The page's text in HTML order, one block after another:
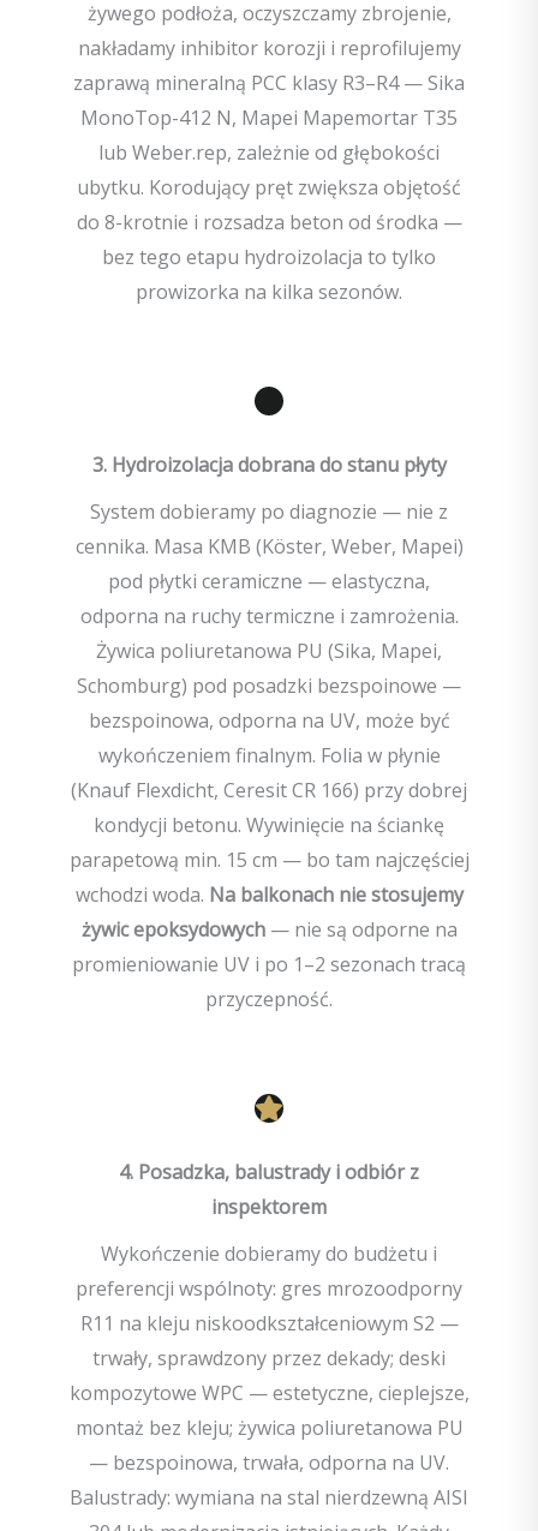
żywego podłoża, oczyszczamy zbrojenie,
nakładamy inhibitor korozji i reprofilujemy
zaprawą mineralną PCC klasy R3–R4 — Sika
MonoTop-412 N, Mapei Mapemortar T35
lub Weber.rep, zależnie od głębokości
ubytku. Korodujący pręt zwiększa objętość
do 8-krotnie i rozsadza beton od środka —
bez tego etapu hydroizolacja to tylko
prowizorka na kilka sezonów.
3. Hydroizolacja dobrana do stanu płyty
System dobieramy po diagnozie — nie z
cennika. Masa KMB (Köster, Weber, Mapei)
pod płytki ceramiczne — elastyczna,
odporna na ruchy termiczne i zamrożenia.
Żywica poliuretanowa PU (Sika, Mapei,
Schomburg) pod posadzki bezspoinowe —
bezspoinowa, odporna na UV, może być
wykończeniem finalnym. Folia w płynie
(Knauf Flexdicht, Ceresit CR 166) przy dobrej
kondycji betonu. Wywinięcie na ściankę
parapetową min. 15 cm — bo tam najczęściej
wchodzi woda. Na balkonach nie stosujemy
żywic epoksydowych— nie są odporne na
promieniowanie UV i po 1–2 sezonach tracą
przyczepność.
4. Posadzka, balustrady i odbiór z
inspektorem
Wykończenie dobieramy do budżetu i
preferencji wspólnoty: gres mrozoodporny
R11 na kleju niskoodkształceniowym S2 —
trwały, sprawdzony przez dekady; deski
kompozytowe WPC — estetyczne, cieplejsze,
montaż bez kleju; żywica poliuretanowa PU
— bezspoinowa, trwała, odporna na UV.
Balustrady: wymiana na stal nierdzewną AISI